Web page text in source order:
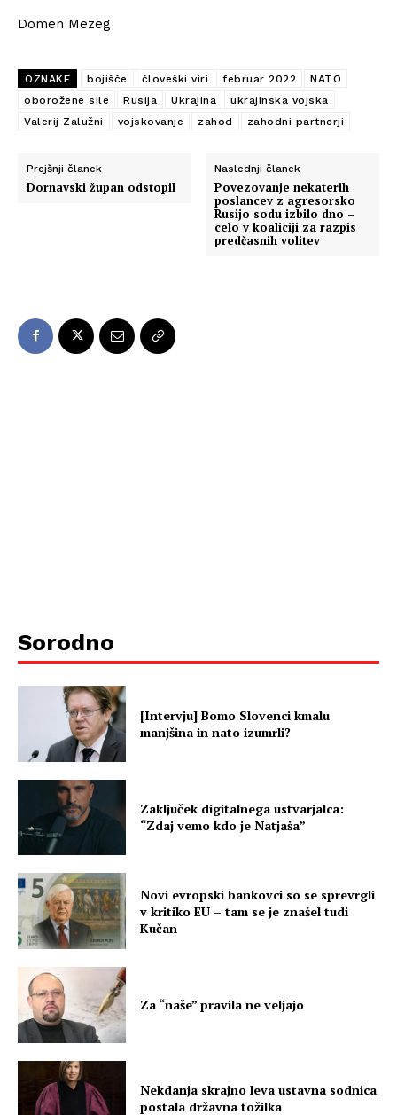
Domen Mezeg
OZNAKE bojišče človeški viri februar 2022
NATO
oborožene sile
Rusija Ukrajina
ukrajinska vojska
Valerij Zalužni
vojskovanje zahod zahodni partnerji
Prejšnji članek
Dornavski župan odstopil
Naslednji članek
Povezovanje nekaterih
poslancev z agresorsko
Rusijo sodu izbilo dno –
celo v koaliciji za razpis
predčasnih volitev
Sorodno
[Intervju] Bomo Slovenci kmalu
manjšina in nato izumrli?
Zaključek digitalnega ustvarjalca:
“Zdaj vemo kdo je Natjaša”
Novi evropski bankovci so se sprevrgli
v kritiko EU – tam se je znašel tudi
Kučan
Za “naše” pravila ne veljajo
Nekdanja skrajno leva ustavna sodnica
postala državna tožilka